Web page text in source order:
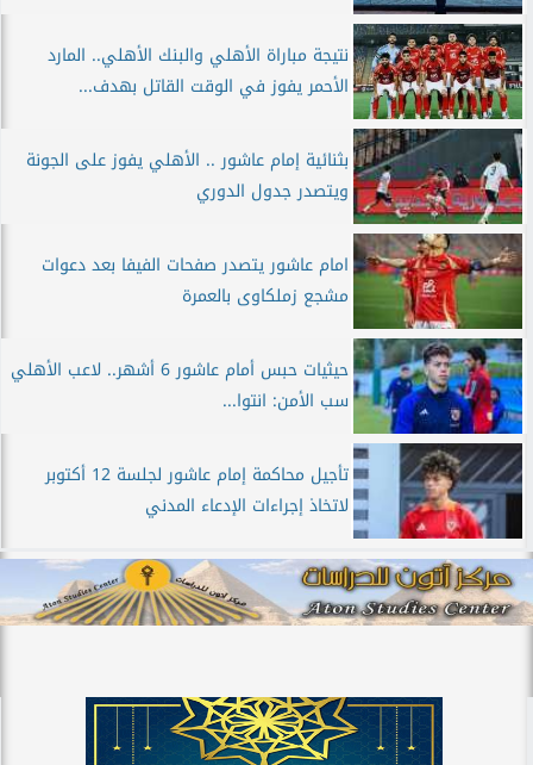
نتيجة مباراة الأهلي والبنك الأهلي.. المارد
الأحمر يفوز في الوقت القاتل بهدف...
بثنائية إمام عاشور .. الأهلي يفوز على الجونة
ويتصدر جدول الدوري
امام عاشور يتصدر صفحات الفيفا بعد دعوات
مشجع زملكاوى بالعمرة
حيثيات حبس أمام عاشور 6 أشهر.. لاعب الأهلي
سب الأمن: انتوا...
تأجيل محاكمة إمام عاشور لجلسة 12 أكتوبر
لاتخاذ إجراءات الإدعاء المدني